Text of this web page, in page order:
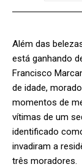
Além das
está ganhando
Francisco
de idade,
momentos de
vítimas de um
identificado
invadiram a
três moradores.